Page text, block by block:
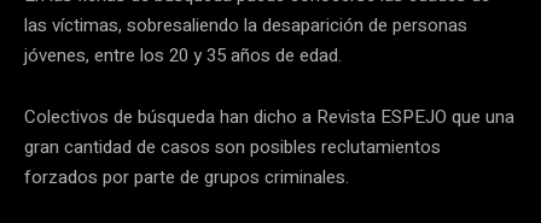
las víctimas, sobresaliendo la desaparición de personas
jóvenes, entre los 20 y 35 años de edad.
Colectivos de búsqueda han dicho a Revista ESPEJO que una
gran cantidad de casos son posibles reclutamientos
forzados por parte de grupos criminales.